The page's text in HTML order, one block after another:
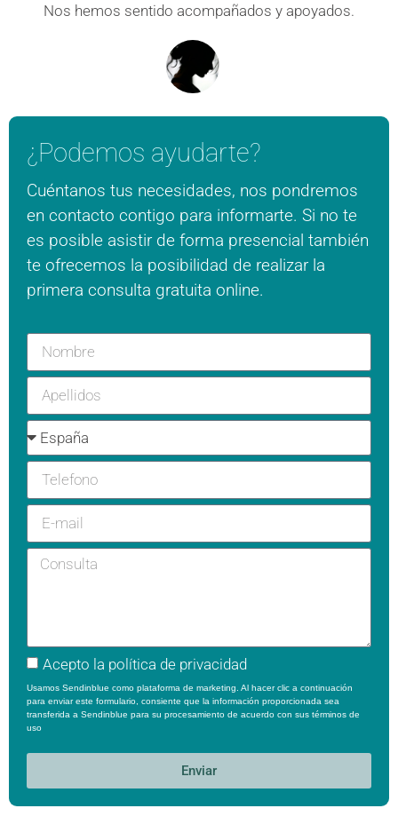
Nos hemos sentido acompañados y apoyados.
¿Podemos ayudarte?
Cuéntanos tus necesidades, nos pondremos
en contacto contigo para informarte. Si no te
es posible asistir de forma presencial también
te ofrecemos la posibilidad de realizar la
primera consulta gratuita online.
Acepto la política de privacidad
Usamos Sendinblue como plataforma de marketing. Al hacer clic a continuación
para enviar este formulario, consiente que la información proporcionada sea
transferida a Sendinblue para su procesamiento de acuerdo con sus términos de
uso
Enviar